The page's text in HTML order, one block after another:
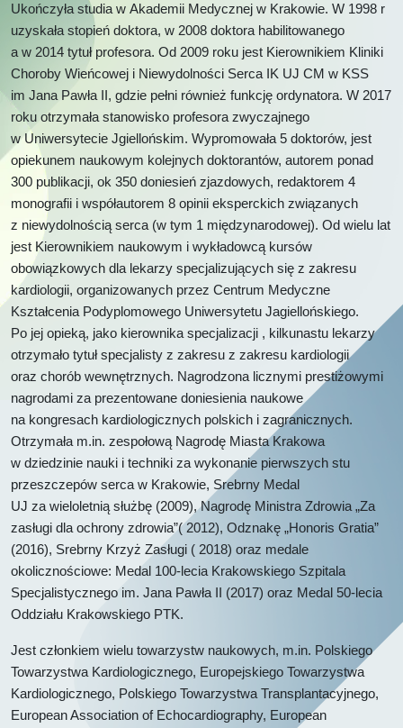
Ukończyła studia w Akademii Medycznej w Krakowie. W 1998 r
uzyskała stopień doktora, w 2008 doktora habilitowanego
a w 2014 tytuł profesora. Od 2009 roku jest Kierownikiem Kliniki
Choroby Wieńcowej i Niewydolności Serca IK UJ CM w KSS
im Jana Pawła II, gdzie pełni również funkcję ordynatora. W 2017
roku otrzymała stanowisko profesora zwyczajnego
w Uniwersytecie Jgiellońskim. Wypromowała 5 doktorów, jest
opiekunem naukowym kolejnych doktorantów, autorem ponad
300 publikacji, ok 350 doniesień zjazdowych, redaktorem 4
monografii i współautorem 8 opinii eksperckich związanych
z niewydolnością serca (w tym 1 międzynarodowej). Od wielu lat
jest Kierownikiem naukowym i wykładowcą kursów
obowiązkowych dla lekarzy specjalizujących się z zakresu
kardiologii, organizowanych przez Centrum Medyczne
Kształcenia Podyplomowego Uniwersytetu Jagiellońskiego.
Po jej opieką, jako kierownika specjalizacji , kilkunastu lekarzy
otrzymało tytuł specjalisty z zakresu z zakresu kardiologii
oraz chorób wewnętrznych. Nagrodzona licznymi prestiżowymi
nagrodami za prezentowane doniesienia naukowe
na kongresach kardiologicznych polskich i zagranicznych.
Otrzymała m.in. zespołową Nagrodę Miasta Krakowa
w dziedzinie nauki i techniki za wykonanie pierwszych stu
przeszczepów serca w Krakowie, Srebrny Medal
UJ za wieloletnią służbę (2009), Nagrodę Ministra Zdrowia „Za
zasługi dla ochrony zdrowia”( 2012), Odznakę „Honoris Gratia”
(2016), Srebrny Krzyż Zasługi ( 2018) oraz medale
okolicznościowe: Medal 100-lecia Krakowskiego Szpitala
Specjalistycznego im. Jana Pawła II (2017) oraz Medal 50-lecia
Oddziału Krakowskiego PTK.
Jest członkiem wielu towarzystw naukowych, m.in. Polskiego
Towarzystwa Kardiologicznego, Europejskiego Towarzystwa
Kardiologicznego, Polskiego Towarzystwa Transplantacyjnego,
European Association of Echocardiography, European